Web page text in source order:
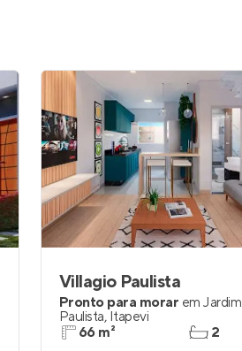
Villagio Paulista
Pronto para morar em Jardim
Paulista, Itapevi
66 m²
2